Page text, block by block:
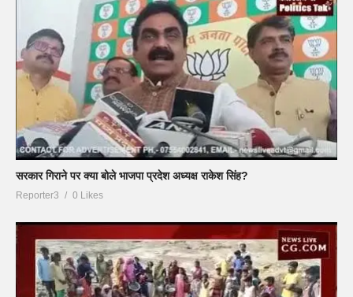
सरकार गिराने पर क्या बोले भाजपा प्रदेश अध्यक्ष राकेश सिंह?
Reporter3 0 Likes